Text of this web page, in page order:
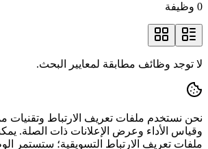
0 وظيفة
لا توجد وظائف مطابقة لمعايير البحث.
نحن نستخدم ملفات تعريف الارتباط وتقنيات
وقياس الأداء وعرض الإعلانات ذات الصلة.
ملفات تعريف الارتباط التسويقية؛ ستستمر